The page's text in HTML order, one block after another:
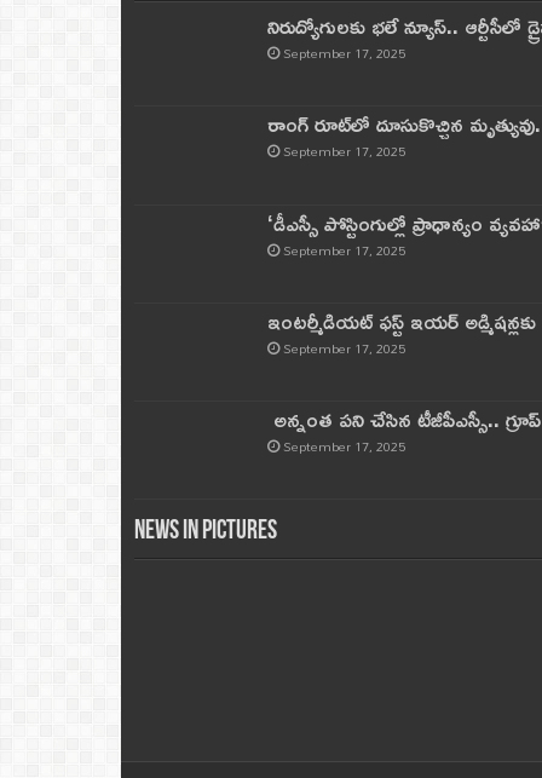
నిరుద్యోగులకు భలే న్యూస్.. ఆర్టీసీలో
September 17, 2025
రాంగ్ రూట్‌లో దూసుకొచ్చిన
September 17, 2025
‘డీఎస్సీ పోస్టింగుల్లో ప్రాధాన్యం
September 17, 2025
ఇంటర్మీడియట్ ఫస్ట్‌ ఇయర్‌
September 17, 2025
అన్నంత పని చేసిన టీజీపీఎస్సీ..
September 17, 2025
News in Pictures